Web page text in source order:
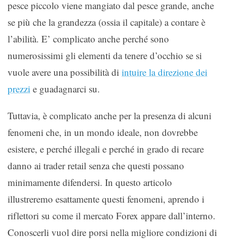
pesce piccolo viene mangiato dal pesce grande, anche
se più che la grandezza (ossia il capitale) a contare è
l’abilità. E’ complicato anche perché sono
numerosissimi gli elementi da tenere d’occhio se si
vuole avere una possibilità di intuire la direzione dei
prezzi e guadagnarci su.
Tuttavia, è complicato anche per la presenza di alcuni
fenomeni che, in un mondo ideale, non dovrebbe
esistere, e perché illegali e perché in grado di recare
danno ai trader retail senza che questi possano
minimamente difendersi. In questo articolo
illustreremo esattamente questi fenomeni, aprendo i
riflettori su come il mercato Forex appare dall’interno.
Conoscerli vuol dire porsi nella migliore condizioni di